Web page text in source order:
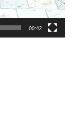
00:42